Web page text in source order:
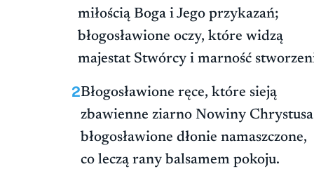
miłością Boga i Jego przykazań;
błogosławione oczy, które widzą
majestat Stwórcy i marność
2Błogosławione ręce, które sieją
zbawienne ziarno Nowiny
błogosławione dłonie namaszczone,
co leczą rany balsamem pokoju.